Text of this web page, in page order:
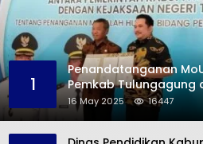
1
Penandatanganan
Pemkab Tulungagung
Kejaksaan Negeri
16 May 2025 16447